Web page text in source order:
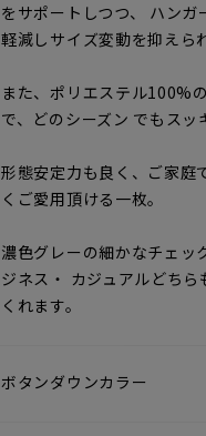
をサポートしつつ、 ハン
軽減しサイズ変動を抑えら
また、ポリエステル100%
で、どのシーズン でもスッ
形態安定力も良く、ご家庭
くご愛用頂ける一枚。
濃色グレーの細かなチェッ
ジネス・ カジュアルどち
くれます。
ボタンダウンカラー